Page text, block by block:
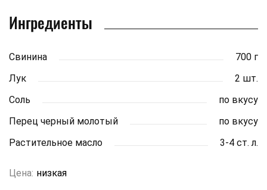
Ингредиенты
Свинина
700 г
Лук
2 шт.
Соль
по вкусу
Перец черный молотый
по вкусу
Растительное масло
3-4 ст. л.
Цена: низкая